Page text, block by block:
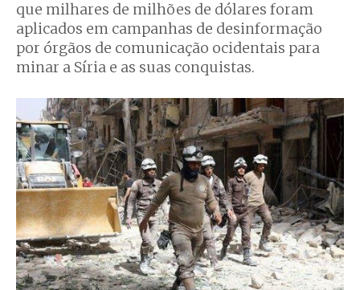
que milhares de milhões de dólares foram
aplicados em campanhas de desinformação
por órgãos de comunicação ocidentais para
minar a Síria e as suas conquistas.